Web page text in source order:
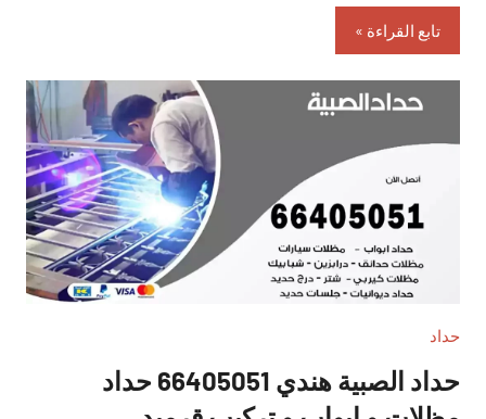
تابع القراءة
حداد
حداد الصبية هندي 66405051 حداد